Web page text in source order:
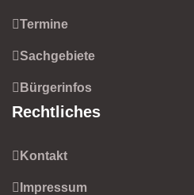
Termine
Sachgebiete
Bürgerinfos
Rechtliches
Kontakt
Impressum